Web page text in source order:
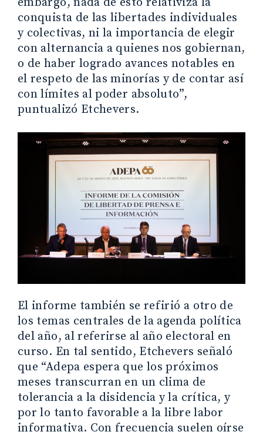
conquista de las libertades individuales
y colectivas, ni la importancia de elegir
con alternancia a quienes nos gobiernan,
o de haber logrado avances notables en
el respeto de las minorías y de contar así
con límites al poder absoluto”,
puntualizó Etchevers.
El informe también se refirió a otro de
los temas centrales de la agenda política
del año, al referirse al año electoral en
curso. En tal sentido, Etchevers señaló
que “Adepa espera que los próximos
meses transcurran en un clima de
tolerancia a la disidencia y la crítica, y
por lo tanto favorable a la libre labor
informativa. Con frecuencia suelen oírse